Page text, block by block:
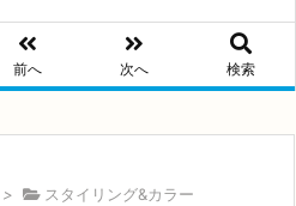
前へ 次へ 検索
> スタイリング&カラー